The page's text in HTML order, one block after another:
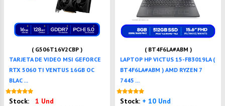
( G506T16V2CBP )
TARJETA DE VIDEO MSI GEFORCE
RTX 5060 TI VENTUS 16GB OC
BLAC ...
Stock:
1 Und
( BT4F6LA#ABM )
LAPTOP HP VICTUS 15-FB3019LA (
BT4F6LA#ABM ) AMD RYZEN 7
7445 ...
Stock: + 10 Und